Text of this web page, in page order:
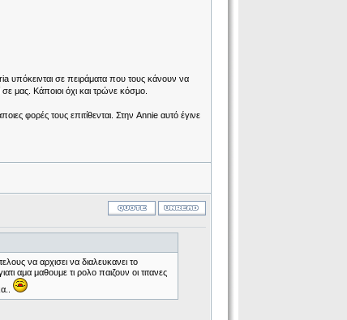
υπόκεινται σε πειράματα που τους κάνουν να
μας. Κάποιοι όχι και τρώνε κόσμο.
φορές τους επιτίθενται. Στην Annie αυτό έγινε
να αρχισει να διαλευκανει το
αμα μαθουμε τι ρολο παιζουν οι τιτανες